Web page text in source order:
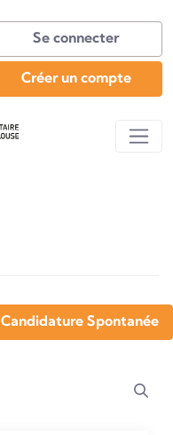
Se connecter
Créer un compte
Candidature Spontanée